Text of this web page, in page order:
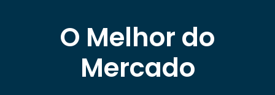
O Melhor do
Mercado